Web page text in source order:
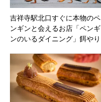
吉祥寺駅北口すぐに本物のペ
ンギンと会えるお店「ペンギ
ンのいるダイニング」餌やり